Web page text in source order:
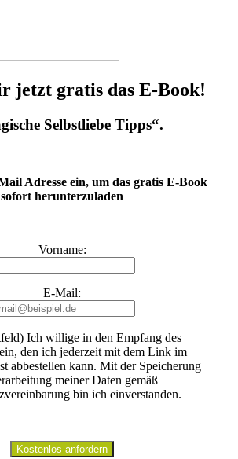
jetzt gratis das E-Book!
Selbstliebe Tipps“.
Adresse ein, um das gratis E-Book
sofort herunterzuladen
Vorname:
E-Mail:
Ich willige in den Empfang des
den ich jederzeit mit dem Link im
abbestellen kann. Mit der Speicherung
meiner Daten gemäß
bin ich einverstanden.